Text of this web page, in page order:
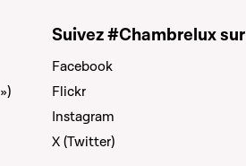
Suivez #Chambrelux sur
Facebook
Flickr
Instagram
X (Twitter)